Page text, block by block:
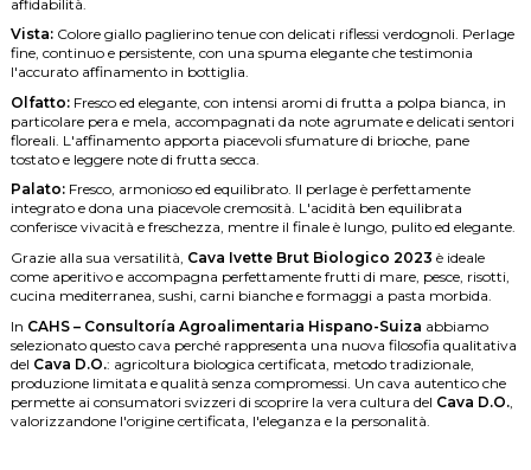
affidabilità.
Vista: Colore giallo paglierino tenue con delicati riflessi verdognoli. Perlage
fine, continuo e persistente, con una spuma elegante che testimonia
l'accurato affinamento in bottiglia.
Olfatto: Fresco ed elegante, con intensi aromi di frutta a polpa bianca, in
particolare pera e mela, accompagnati da note agrumate e delicati sentori
floreali. L'affinamento apporta piacevoli sfumature di brioche, pane
tostato e leggere note di frutta secca.
Palato: Fresco, armonioso ed equilibrato. Il perlage è perfettamente
integrato e dona una piacevole cremosità. L'acidità ben equilibrata
conferisce vivacità e freschezza, mentre il finale è lungo, pulito ed elegante.
Grazie alla sua versatilità, Cava Ivette Brut Biologico 2023 è ideale
come aperitivo e accompagna perfettamente frutti di mare, pesce, risotti,
cucina mediterranea, sushi, carni bianche e formaggi a pasta morbida.
In CAHS – Consultoría Agroalimentaria Hispano-Suiza abbiamo
selezionato questo cava perché rappresenta una nuova filosofia qualitativa
del Cava D.O.: agricoltura biologica certificata, metodo tradizionale,
produzione limitata e qualità senza compromessi. Un cava autentico che
permette ai consumatori svizzeri di scoprire la vera cultura del Cava D.O.
valorizzandone l'origine certificata, l'eleganza e la personalità.